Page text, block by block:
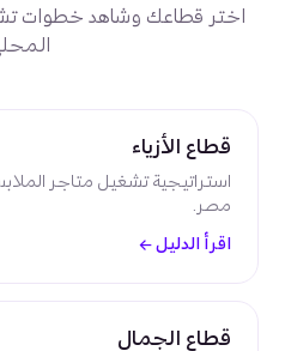
اختر قطاعك وشاهد خطوات
قطاع الأزياء
استراتيجية تشغيل متاجر
مصر.
اقرأ الدليل ←
قطاع الجمال